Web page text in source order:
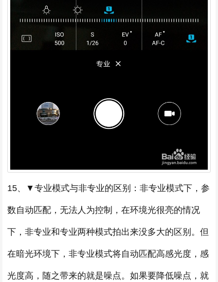
15、▼专业模式与非专业的区别：非专业模式下，参
数自动匹配，无法人为控制，在环境光很亮的情况
下，非专业和专业两种模式拍出来没多大的区别。但
在暗光环境下，非专业模式将自动匹配高感光度，感
光度高，随之带来的就是噪点。如果要降低噪点，就